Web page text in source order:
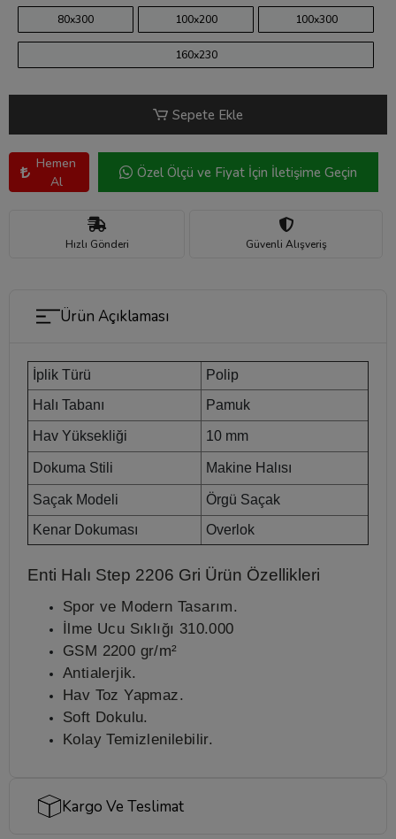
80x300 100x200 100x300
160x230
Sepete Ekle
Hemen
Al
Özel Ölçü ve Fiyat İçin İletişime Geçin
Hızlı Gönderi Güvenli Alışveriş
Ürün Açıklaması
İplik Türü
Polip
Halı Tabanı
Pamuk
Hav Yüksekliği 10 mm
Dokuma Stili Makine Halısı
Saçak Modeli
Örgü Saçak
Kenar Dokuması
Overlok
Enti Halı Step 2206 Gri Ürün Özellikleri
Spor ve Modern Tasarım.
İlme Ucu Sıklığı 310.000
GSM 2200 gr/m²
Antialerjik.
Hav Toz Yapmaz.
Soft Dokulu.
Kolay Temizlenilebilir.
Kargo Ve Teslimat